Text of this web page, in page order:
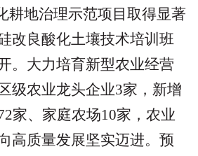
耕地治理示范项目取得显著
改良酸化土壤技术培训班
。大力培育新型农业经营
级农业龙头企业3家，新增
家、家庭农场10家，农业
高质量发展坚实迈进。预